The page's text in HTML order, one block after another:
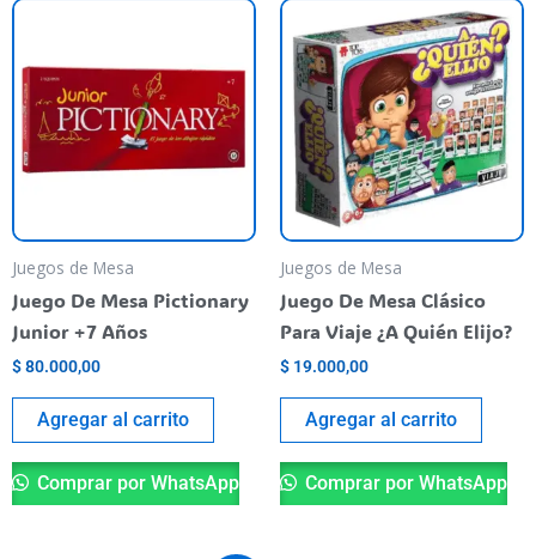
Juegos de Mesa
Juego De Mesa Pictionary
Junior +7 Años
$80.000,00
Agregar al carrito
Comprar por WhatsApp
Juegos de Mesa
Juego De Mesa Clásico
Para Viaje ¿A Quién Elijo?
$ 19.000,00
Agregar al carrito
Comprar por WhatsApp